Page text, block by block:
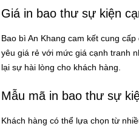
Giá in bao thư sự kiện
Bao bì An Khang cam kết cung
yêu giá rẻ với mức giá cạnh tranh
lại sự hài lòng cho khách hàng.
Mẫu mã in bao thư sự
Khách hàng có thể lựa chọn từ